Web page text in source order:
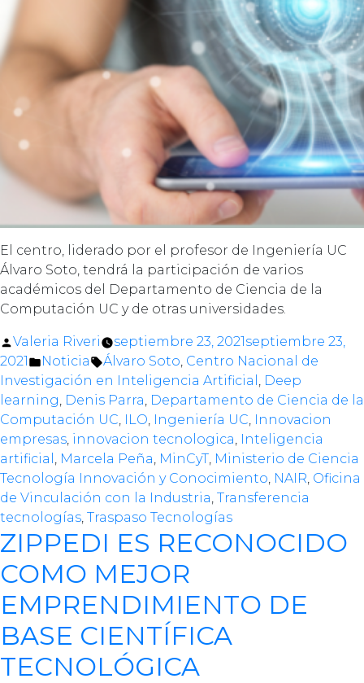
El centro, liderado por el profesor de Ingeniería UC
Álvaro Soto, tendrá la participación de varios
académicos del Departamento de Ciencia de la
Computación UC y de otras universidades.
Posted
by
Valeria Riveri septiembre 23, 2021septiembre 23,
2021
Posted
in
Noticia Tags:
Álvaro Soto, Centro Nacional de
Investigación en Inteligencia Artificial , Deep
learning, Denis Parra, Departamento de Ciencia de la
Computación UC, ILO, Ingeniería UC, Innovacion
empresas, innovacion tecnologica, Inteligencia
artificial , Marcela Peña, MinCyT, Ministerio de Ciencia
Tecnología Innovación y Conocimiento, NAIR, Oficina
de Vinculación con la Industria, Transferencia
tecnologías, Traspaso Tecnologías
ZIPPEDI ES RECONOCIDO
COMO MEJOR
EMPRENDIMIENTO DE
BASE CIENTÍFICA
TECNOLÓGICA